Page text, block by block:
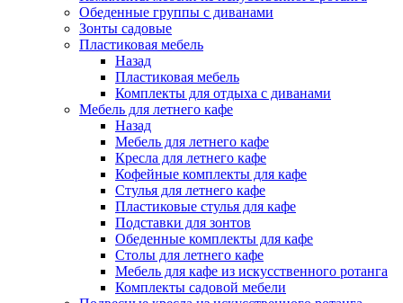
Обеденные группы с диванами
Зонты садовые
Пластиковая мебель
Назад
Пластиковая мебель
Комплекты для отдыха с диванами
Мебель для летнего кафе
Назад
Мебель для летнего кафе
Кресла для летнего кафе
Кофейные комплекты для кафе
Стулья для летнего кафе
Пластиковые стулья для кафе
Подставки для зонтов
Обеденные комплекты для кафе
Столы для летнего кафе
Мебель для кафе из искусственного ротанга
Комплекты садовой мебели